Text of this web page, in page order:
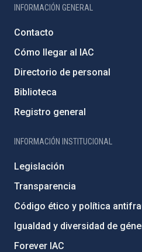
INFORMACIÓN GENERAL
Contacto
Cómo llegar al IAC
Directorio de personal
Biblioteca
Registro general
INFORMACIÓN INSTITUCIONAL
Legislación
Transparencia
Código ético y política
Igualdad y diversidad de
Forever IAC